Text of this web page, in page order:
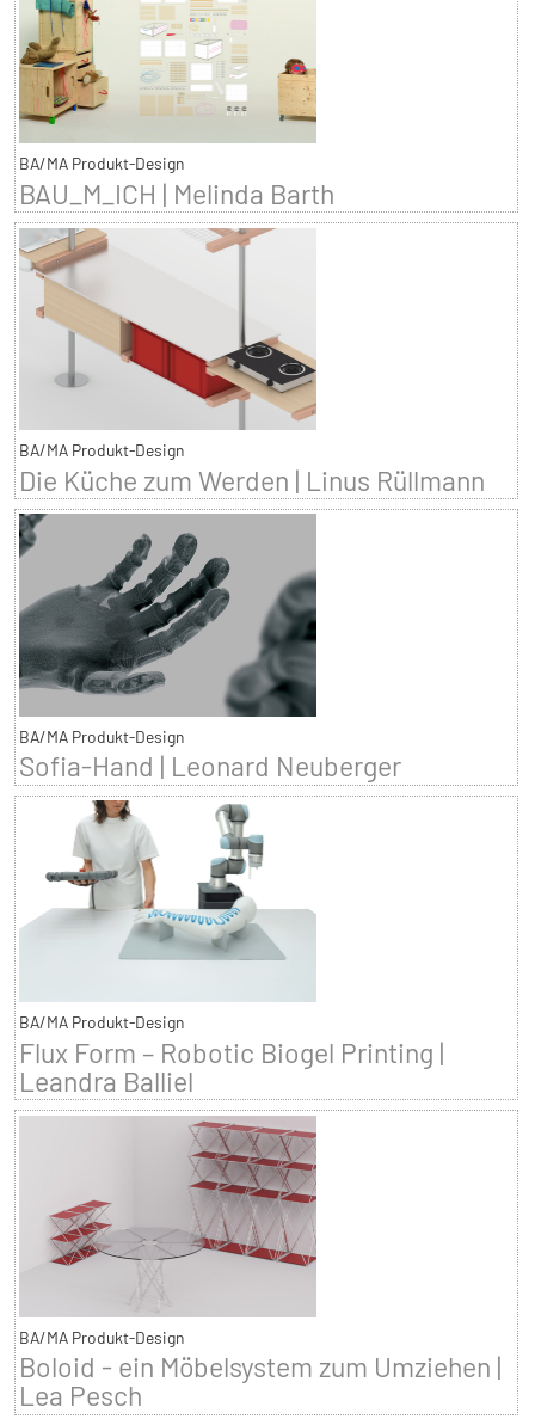
BA/MA Produkt-Design
BAU_M_ICH | Melinda Barth
BA/MA Produkt-Design
Die Küche zum Werden | Linus Rüllmann
BA/MA Produkt-Design
Sofia-Hand | Leonard Neuberger
BA/MA Produkt-Design
Flux Form – Robotic Biogel Printing |
Leandra Balliel
BA/MA Produkt-Design
Boloid - ein Möbelsystem zum Umziehen |
Lea Pesch